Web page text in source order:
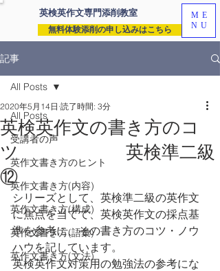
英検英作文専門添削教室
無料体験添削の申し込みはこちら
ME
NU
記事
All Posts
受講者の声
英作文書き方のヒント
英作文書き方(内容)
英作文書き方(構成)
英作文書き方(語彙)
英作文書き方(文法)
All Posts
英検英作文の書き方のコ
ツ 英検準二級
⑫
2020年5月14日 読了時間: 3分
シリーズとして、英検準二級の英作文
に焦点を当てて、英検英作文の採点基
準を参考に、その書き方のコツ・ノウ
ハウを記しています。
英検英作文対策用の勉強法の参考にな